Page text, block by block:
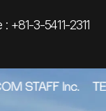
+81-3-5411-2311